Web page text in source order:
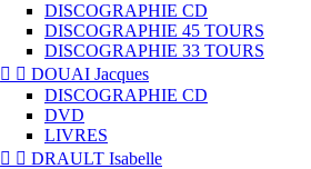
DISCOGRAPHIE CD
DISCOGRAPHIE 45 TOURS
DISCOGRAPHIE 33 TOURS
  DOUAI Jacques
DISCOGRAPHIE CD
DVD
LIVRES
  DRAULT Isabelle